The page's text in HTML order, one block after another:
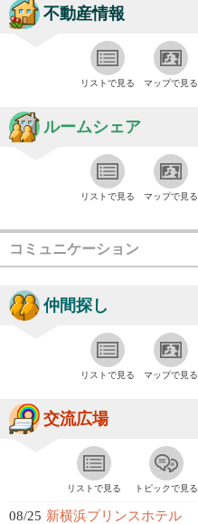
不動産情報
リストで見る マップで見る
ルームシェア
リストで見る マップで見る
コミュニケーション
仲間探し
リストで見る マップで見る
交流広場
リストで見る トピックで見る
08/25 新横浜プリンスホテル